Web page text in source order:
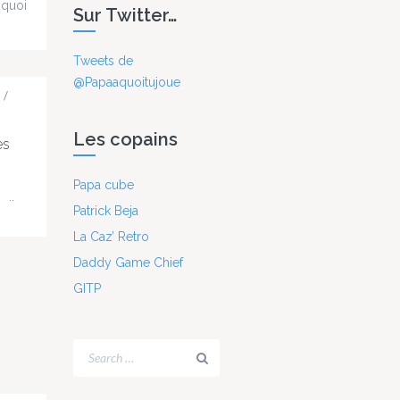
quoi
/
Sur Twitter…
Tweets de
@Papaaquoitujoue
Les copains
Papa cube
Patrick Beja
La Caz’ Retro
Daddy Game Chief
GITP